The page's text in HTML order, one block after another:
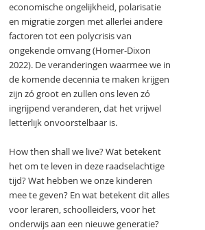
economische ongelijkheid, polarisatie
en migratie zorgen met allerlei andere
factoren tot een polycrisis van
ongekende omvang (Homer-Dixon
2022). De veranderingen waarmee we in
de komende decennia te maken krijgen
zijn zó groot en zullen ons leven zó
ingrijpend veranderen, dat het vrijwel
letterlijk onvoorstelbaar is.
How then shall we live? Wat betekent
het om te leven in deze raadselachtige
tijd? Wat hebben we onze kinderen
mee te geven? En wat betekent dit alles
voor leraren, schoolleiders, voor het
onderwijs aan een nieuwe generatie?